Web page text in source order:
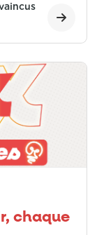
chaque